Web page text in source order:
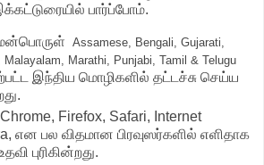
பார்ப்போம்.
Assamese, Bengali, Gujarati,
Malayalam, Marathi, Punjabi, Tamil & Telugu
இந்திய மொழிகளில் தட்டச்சு செய்ய
Firefox, Safari, Internet
என பல விதமான பிரவுஸர்களில் எளிதாக
புரிகின்றது.